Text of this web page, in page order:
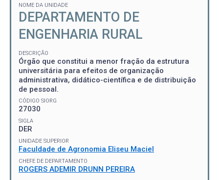
NOME DA UNIDADE
DEPARTAMENTO DE
ENGENHARIA RURAL
DESCRIÇÃO
Órgão que constitui a menor fração da estrutura
universitária para efeitos de organização
administrativa, didático-científica e de distribuição
de pessoal.
CÓDIGO SIORG
27030
SIGLA
DER
UNIDADE SUPERIOR
Faculdade de Agronomia Eliseu Maciel
CHEFE DE DEPARTAMENTO
ROGERS ADEMIR DRUNN PEREIRA